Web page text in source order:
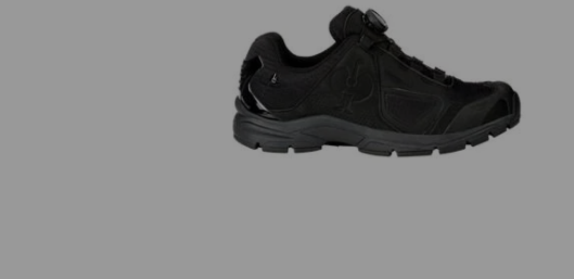
O2 Pracovná obuv e.s. Minkar II